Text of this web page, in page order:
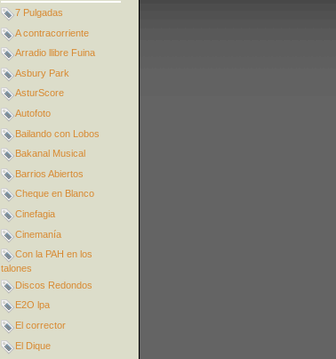
7 Pulgadas
A contracorriente
Arradio llibre Fuina
Asbury Park
AsturScore
Autofoto
Bailando con Lobos
Bakanal Musical
Barrios Abiertos
Cheque en Blanco
Cinefagia
Cinemanía
Con la PAH en los
talones
Discos Redondos
E2O lpa
El corrector
El Dique